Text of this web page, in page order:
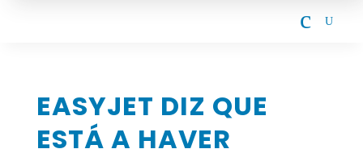
c U
EASYJET DIZ QUE
ESTÁ A HAVER